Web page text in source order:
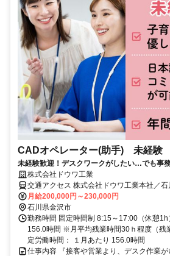
CADオペレーター(助手) 未経験
未経験歓迎！デスクワークがしたい…でも事
におすすめ！ 年間休日も115日でお休み
株式会社ドウワ工業
交通アクセス 株式会社ドウワ工業本社／石
※車通勤可、交通費支給あり
月給200,000円～230,000円
石川県金沢市
勤務時間 固定時間制 8:15～17:00（休憩1h
156.0時間 ※月平均残業時間30ｈ程度（残
定労働時間： １月あたり 156.0時間
仕事内容 『接客や営業より、デスク作業